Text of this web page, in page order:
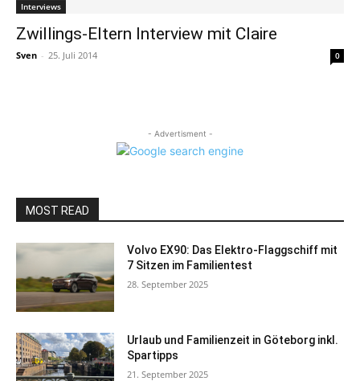
Interviews
Zwillings-Eltern Interview mit Claire
Sven - 25. Juli 2014 0
- Advertisment -
MOST READ
Volvo EX90: Das Elektro-Flaggschiff mit
7 Sitzen im Familientest
28. September 2025
Urlaub und Familienzeit in Göteborg inkl.
Spartipps
21. September 2025